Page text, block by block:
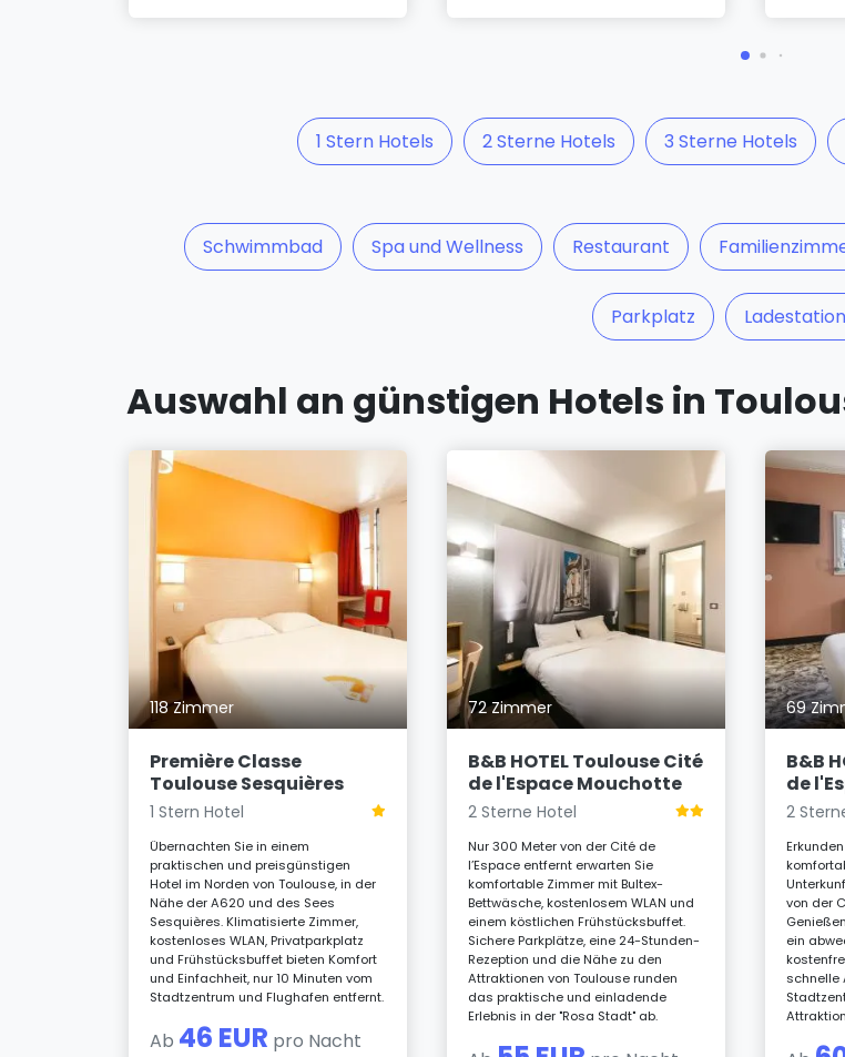
1 Stern Hotels 2 Sterne Hotels 3 Sterne Hotels
Schwimmbad Spa und Wellness Restaurant
Parkplatz
Auswahl an günstigen Hotels in
118 Zimmer
Première Classe
Toulouse Sesquières
1 Stern Hotel
Übernachten Sie in einem
praktischen und preisgünstigen
Hotel im Norden von Toulouse, in der
Nähe der A620 und des Sees
Sesquières. Klimatisierte Zimmer,
kostenloses WLAN, Privatparkplatz
und Frühstücksbuffet bieten Komfort
und Einfachheit, nur 10 Minuten vom
Stadtzentrum und Flughafen entfernt.
Ab 46 EUR pro Nacht
72 Zimmer
B&B HOTEL Toulouse Cité
de l'Espace Mouchotte
2 Sterne Hotel
Nur 300 Meter von der Cité de
l’Espace entfernt erwarten Sie
komfortable Zimmer mit Bultex-
Bettwäsche, kostenlosem WLAN und
einem köstlichen Frühstücksbuffet.
Sichere Parkplätze, eine 24-Stunden-
Rezeption und die Nähe zu den
Attraktionen von Toulouse runden
das praktische und einladende
Erlebnis in der "Rosa Stadt" ab.
69
B&B
de
2
von der
ein
schnelle